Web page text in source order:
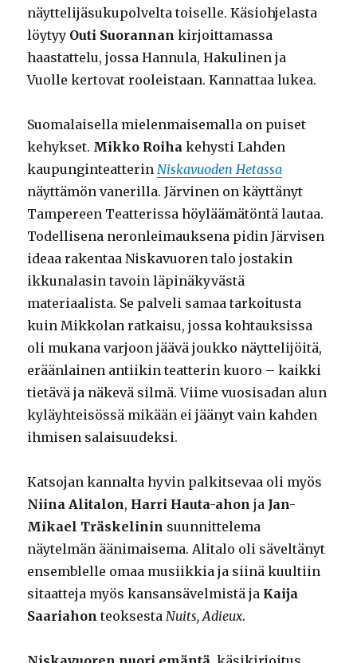
näyttelijäsukupolvelta toiselle. Käsiohjelasta
löytyy Outi Suorannan kirjoittamassa
haastattelu, jossa Hannula, Hakulinen ja
Vuolle kertovat rooleistaan. Kannattaa lukea.
Suomalaisella mielenmaisemalla on puiset
kehykset. Mikko Roiha kehysti Lahden
kaupunginteatterinNiskavuoden Hetassa
näyttämön vanerilla. Järvinen on käyttänyt
Tampereen Teatterissa höyläämätöntä lautaa.
Todellisena neronleimauksena pidin Järvisen
ideaa rakentaa Niskavuoren talo jostakin
ikkunalasin tavoin läpinäkyvästä
materiaalista. Se palveli samaa tarkoitusta
kuin Mikkolan ratkaisu, jossa kohtauksissa
oli mukana varjoon jäävä joukko näyttelijöitä,
eräänlainen antiikin teatterin kuoro – kaikki
tietävä ja näkevä silmä. Viime vuosisadan alun
kyläyhteisössä mikään ei jäänyt vain kahden
ihmisen salaisuudeksi.
Katsojan kannalta hyvin palkitsevaa oli myös
Niina Alitalon, Harri Hauta-ahon ja Jan-
Mikael Träskelinin suunnittelema
näytelmän äänimaisema. Alitalo oli säveltänyt
ensemblelle omaa musiikkia ja siinä kuultiin
sitaatteja myös kansansävelmistä ja Kaija
Saariahon teoksestaNuits, Adieux.